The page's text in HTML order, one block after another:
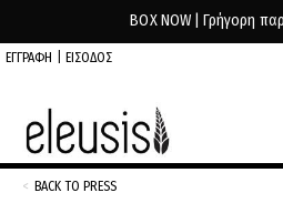
BOX NOW | Γρήγορη
ΕΓΓΡΑΦΗ ΕΙΣΟΔΟΣ
BACK TO PRESS